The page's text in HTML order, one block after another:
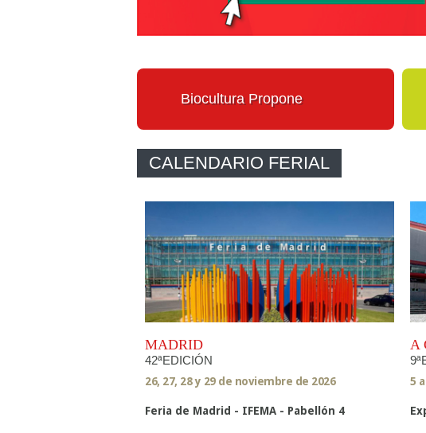
Biocultura Propone
CALENDARIO FERIAL
MADRID
42ªEDICIÓN
26, 27, 28 y 29 de noviembre de 2026
Feria de Madrid - IFEMA - Pabellón 4
A
5